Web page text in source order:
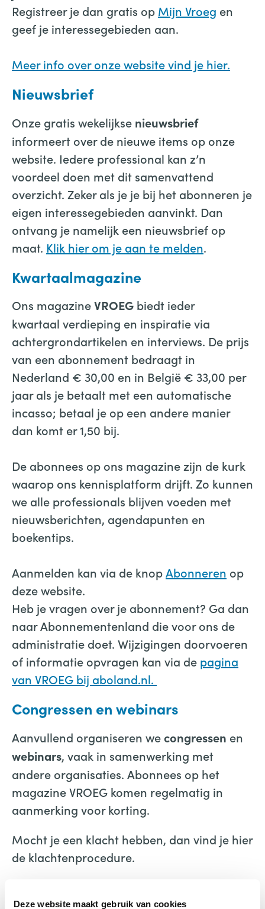
Deze website maakt gebruik van cookies
Registreer je dan gratis op Mijn Vroeg en
geef je interessegebieden aan.
Meer info over onze website vind je hier.
Nieuwsbrief
Onze gratis wekelijkse nieuwsbrief
informeert over de nieuwe items op onze
website. Iedere professional kan z’n
voordeel doen met dit samenvattend
overzicht. Zeker als je je bij het abonneren je
eigen interessegebieden aanvinkt. Dan
ontvang je namelijk een nieuwsbrief op
maat. Klik hier om je aan te melden.
Kwartaalmagazine
Ons magazineVROEG biedt ieder
kwartaal verdieping en inspiratie via
achtergrondartikelen en interviews. De prijs
van een abonnement bedraagt in
Nederland € 30,00 en in België € 33,00 per
jaar als je betaalt met een automatische
incasso; betaal je op een andere manier
dan komt er 1,50 bij.
De abonnees op ons magazine zijn de kurk
waarop ons kennisplatform drijft. Zo kunnen
we alle professionals blijven voeden met
nieuwsberichten, agendapunten en
boekentips.
Aanmelden kan via de knopAbonneren op
deze website.
Heb je vragen over je abonnement? Ga dan
naar Abonnementenland die voor ons de
administratie doet. Wijzigingen doorvoeren
of informatie opvragen kan via de pagina
van VROEG bij aboland.nl.
Congressen en webinars
Aanvullend organiseren wecongressen en
webinars, vaak in samenwerking met
andere organisaties. Abonnees op het
magazine VROEG komen regelmatig in
aanmerking voor korting.
Mocht je een klacht hebben, dan vind je hier
de klachtenprocedure.